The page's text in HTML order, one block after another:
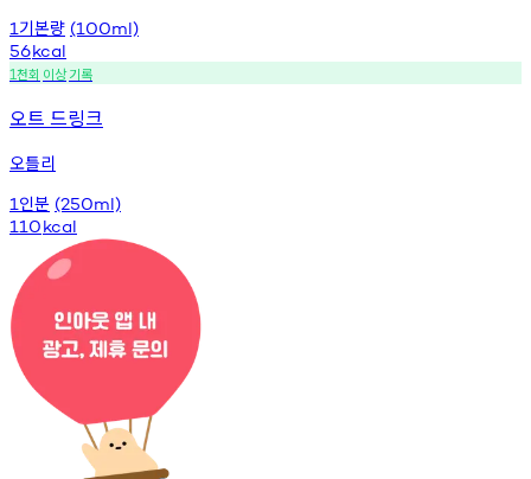
1 기본량 (100ml)
56kcal
1천회 이상기록
오트 드링크
오틀리
1 인분 (250ml)
110kcal